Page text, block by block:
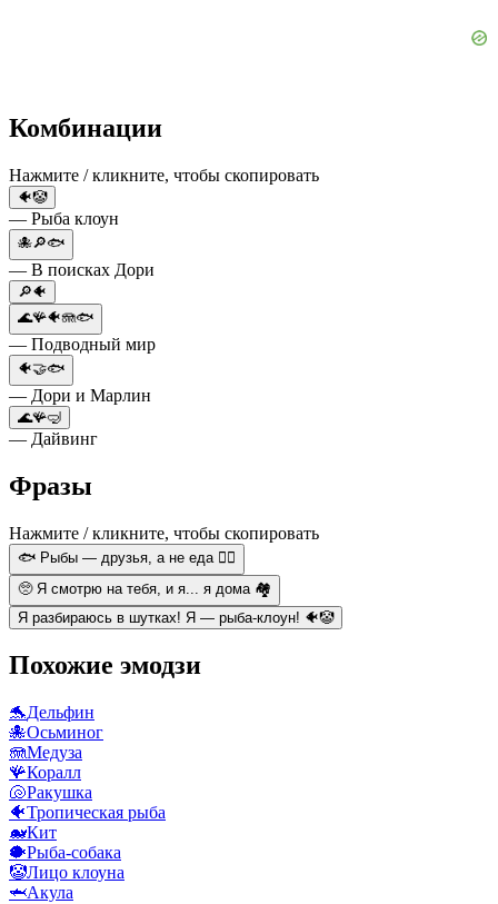
Комбинации
Нажмите / кликните, чтобы скопировать
🐠🤡
— Рыба клоун
🐙🔎🐟
— В поисках Дори
🔎🐠
🌊🪸🐠🪼🐟
— Подводный мир
🐠🤝🐟
— Дори и Марлин
🌊🪸🤿
— Дайвинг
Фразы
Нажмите / кликните, чтобы скопировать
🐟 Рыбы — друзья, а не еда 🙅‍♂️
🥺 Я смотрю на тебя, и я... я дома 🏘️
Я разбираюсь в шутках! Я — рыба-клоун! 🐠🤡
Похожие эмодзи
🐬Дельфин
🐙Осьминог
🪼Медуза
🪸Коралл
🐚Ракушка
🐠Тропическая рыба
🐋Кит
🐡Рыба-собака
🤡Лицо клоуна
🦈Акула